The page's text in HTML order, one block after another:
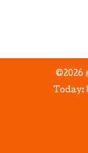
©2026
Today: